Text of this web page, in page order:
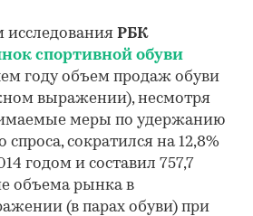
исследования РБК
спортивной обуви
году объем продаж обуви
выражении), несмотря
меры по удержанию
спроса, сократился на 12,8%
годом и составил 757,7
объема рынка в
(в парах обуви) при